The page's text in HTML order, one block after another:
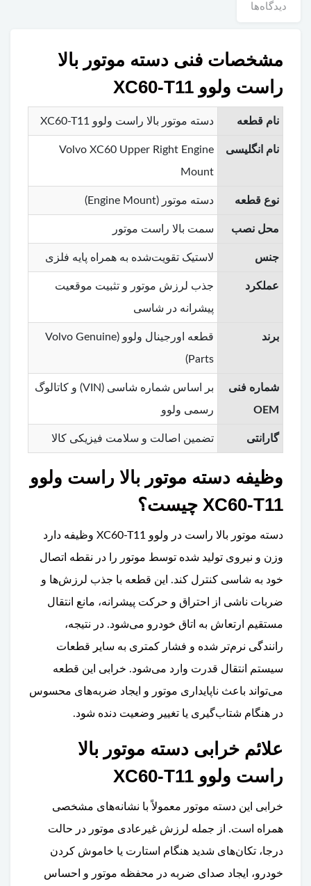
دیدگاه‌ها
مشخصات فنی دسته موتور بالا
راست ولوو XC60-T11
نام قطعه دسته موتور بالا راست ولوو XC60-T11
نام انگلیسی
Volvo XC60 Upper Right Engine
Mount
نوع قطعه دسته موتور (Engine Mount)
محل نصب سمت بالا راست موتور
جنس لاستیک تقویت‌شده به همراه پایه فلزی
عملکرد
جذب لرزش موتور و تثبیت موقعیت
پیشرانه در شاسی
برند
قطعه اورجینال ولوو (Volvo Genuine
Parts)
شماره فنی
OEM
بر اساس شماره شاسی (VIN) و کاتالوگ
رسمی ولوو
گارانتی تضمین اصالت و سلامت فیزیکی کالا
وظیفه دسته موتور بالا راست ولوو
XC60-T11 چیست؟
دسته موتور بالا راست در ولوو XC60-T11 وظیفه دارد
وزن و نیروی تولید شده توسط موتور را در نقطه اتصال
خود به شاسی کنترل کند. این قطعه با جذب لرزش‌ها و
ضربات ناشی از احتراق و حرکت پیشرانه، مانع انتقال
مستقیم ارتعاش به اتاق خودرو می‌شود. در نتیجه،
رانندگی نرم‌تر شده و فشار کمتری به سایر قطعات
سیستم انتقال قدرت وارد می‌شود. خرابی این قطعه
می‌تواند باعث ناپایداری موتور و ایجاد ضربه‌های محسوس
در هنگام شتاب‌گیری یا تغییر وضعیت دنده شود.
علائم خرابی دسته موتور بالا
راست ولوو XC60-T11
خرابی این دسته موتور معمولاً با نشانه‌های مشخصی
همراه است. از جمله لرزش غیرعادی موتور در حالت
درجا، تکان‌های شدید هنگام استارت یا خاموش کردن
خودرو، ایجاد صدای ضربه در محفظه موتور و احساس